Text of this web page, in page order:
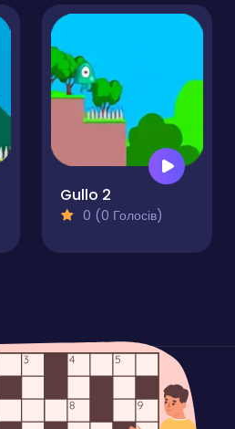
Gullo 2
0 (0 Голосів)